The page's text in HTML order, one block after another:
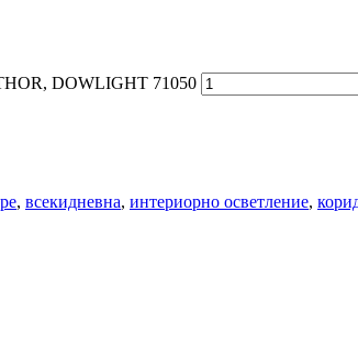
DOWLIGHT 71050
, всекидневна, интериорно осветление,